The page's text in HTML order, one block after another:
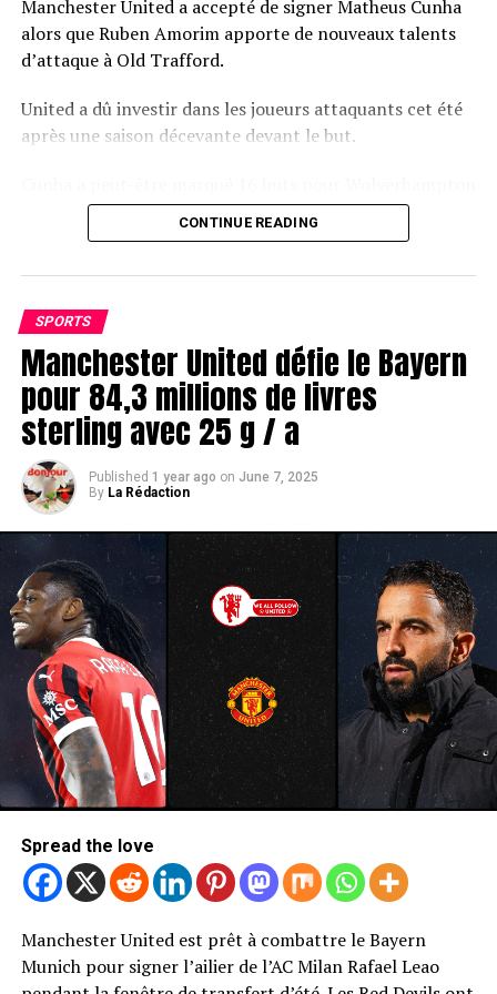
Manchester United a accepté de signer Matheus Cunha
alors que Ruben Amorim apporte de nouveaux talents
d’attaque à Old Trafford.
United a dû investir dans les joueurs attaquants cet été
après une saison décevante devant le but.
Wanderers la saison dernière, mais lui seul ne résoudra
pas les problèmes d’attaque de United.
échoué, mais l’attaquant de Brentford reste une cible
clé pour Amorim.
MBEUMO a accumulé 20 buts en Premier League pour
Brentford la saison dernière et semble être la prochaine
priorité de transfert de United.
Photo de Mark Leech / Offside / Offside via Getty Images
CONTINUE READING
SPORTS
Manchester United défie le Bayern
pour 84,3 millions de livres
sterling avec 25 g / a
Published 1 year ago on June 7, 2025
By La Rédaction
Spread the love
Manchester United est prêt à combattre le Bayern
Munich pour signer l’ailier de l’AC Milan Rafael Leao